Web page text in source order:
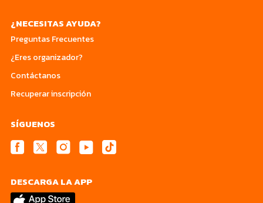
¿NECESITAS AYUDA?
Preguntas Frecuentes
¿Eres organizador?
Contáctanos
Recuperar inscripción
SÍGUENOS
DESCARGA LA APP